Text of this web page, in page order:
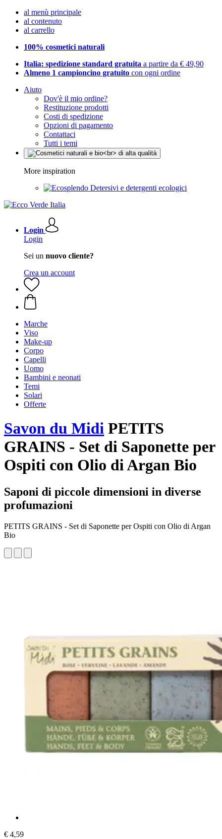
al menù principale
al contenuto
al carrello
100% cosmetici naturali
Italia: spedizione standard gratuita a partire da € 49,90
Almeno 1 campioncino gratuito con ogni ordine
Aiuto
Dov'è il mio ordine?
Restituzione prodotti
Costi di spedizione
Opzioni di pagamento
Contattaci
Tutti i temi
More inspiration
Detersivi e detergenti ecologici
Login
Login
Sei un nuovo cliente?
Crea un account
Marche
Viso
Make-up
Corpo
Capelli
Uomo
Bambini e neonati
Temi
Solari
Offerte
Savon du Midi PETITS
GRAINS - Set di Saponette per
Ospiti con Olio di Argan Bio
Saponi di piccole dimensioni in diverse
profumazioni
PETITS GRAINS - Set di Saponette per Ospiti con Olio di Argan
Bio
€ 4,59